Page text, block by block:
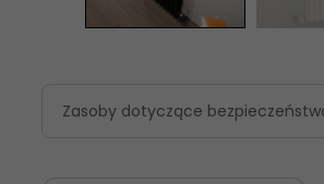
Zasoby dotyczące